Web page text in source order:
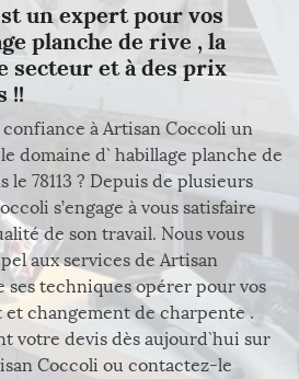
un expert pour vos
planche de rive , la
secteur et à des prix
!!
à Artisan Coccoli un
domaine d` habillage planche de
le 78113 ? Depuis de plusieurs
s’engage à vous satisfaire
de son travail. Nous vous
aux services de Artisan
ses techniques opérer pour vos
changement de charpente .
votre devis dès aujourd`hui sur
Coccoli ou contactez-le